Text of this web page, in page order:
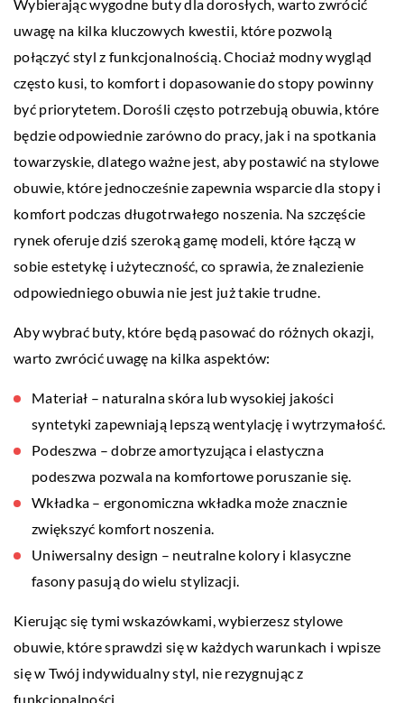
Wybierając wygodne buty dla dorosłych, warto zwrócić
uwagę na kilka kluczowych kwestii, które pozwolą
połączyć styl z funkcjonalnością. Chociaż modny wygląd
często kusi, to komfort i dopasowanie do stopy powinny
być priorytetem. Dorośli często potrzebują obuwia, które
będzie odpowiednie zarówno do pracy, jak i na spotkania
towarzyskie, dlatego ważne jest, aby postawić na stylowe
obuwie, które jednocześnie zapewnia wsparcie dla stopy i
komfort podczas długotrwałego noszenia. Na szczęście
rynek oferuje dziś szeroką gamę modeli, które łączą w
sobie estetykę i użyteczność, co sprawia, że znalezienie
odpowiedniego obuwia nie jest już takie trudne.
Aby wybrać buty, które będą pasować do różnych okazji,
warto zwrócić uwagę na kilka aspektów:
Materiał – naturalna skóra lub wysokiej jakości
syntetyki zapewniają lepszą wentylację i wytrzymałość.
Podeszwa – dobrze amortyzująca i elastyczna
podeszwa pozwala na komfortowe poruszanie się.
Wkładka – ergonomiczna wkładka może znacznie
zwiększyć komfort noszenia.
Uniwersalny design – neutralne kolory i klasyczne
fasony pasują do wielu stylizacji.
Kierując się tymi wskazówkami, wybierzesz stylowe
obuwie, które sprawdzi się w każdych warunkach i wpisze
się w Twój indywidualny styl, nie rezygnując z
funkcjonalności.